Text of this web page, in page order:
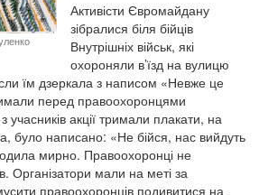
Активісти Євромайдану
зібралися біля бійців
Внутрішніх військ, які
охороняли в’їзд на вулицю
їм дзеркала з написом «Невже це
перед правоохоронцями
учасників акції тримали плакати, на
було написано: «Не бійся, нас вийдуть
мирно. Правоохоронці не
Організатори мали на меті за
правоохоронців подивитися на